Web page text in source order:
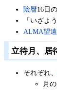
陰暦16日の
「いざよ
ALMA望
立待月、居
それぞれ、
月